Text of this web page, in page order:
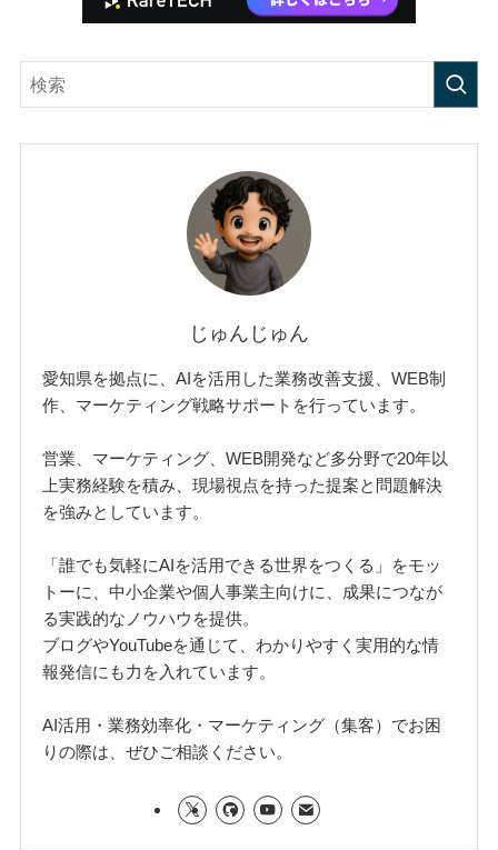
じゅんじゅん
愛知県を拠点に、AIを活用した業務改善支援、WEB制
作、マーケティング戦略サポートを行っています。
営業、マーケティング、WEB開発など多分野で20年以
上実務経験を積み、現場視点を持った提案と問題解決
を強みとしています。
「誰でも気軽にAIを活用できる世界をつくる」をモッ
トーに、中小企業や個人事業主向けに、成果につなが
る実践的なノウハウを提供。
ブログやYouTubeを通じて、わかりやすく実用的な情
報発信にも力を入れています。
AI活用・業務効率化・マーケティング（集客）でお困
りの際は、ぜひご相談ください。